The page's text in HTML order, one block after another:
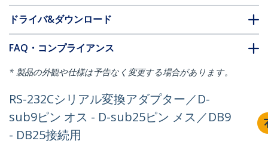
ドライバ&ダウンロード
FAQ・コンプライアンス
* 製品の外観や仕様は予告なく変更する場合があります。
RS-232Cシリアル変換アダプター／D-
sub9ピン オス - D-sub25ピン メス／DB9
- DB25接続用